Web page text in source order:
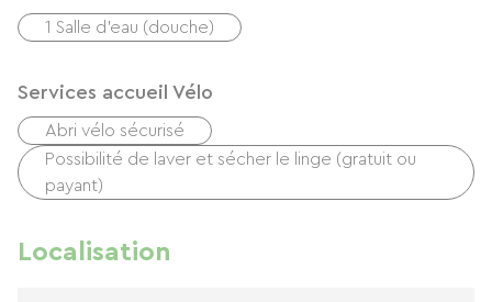
1 Salle d'eau (douche)
Services accueil Vélo
Abri vélo sécurisé
Possibilité de laver et sécher le linge (gratuit ou
payant)
Localisation